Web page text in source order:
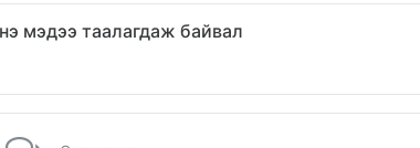
мэдээ таалагдаж байвал